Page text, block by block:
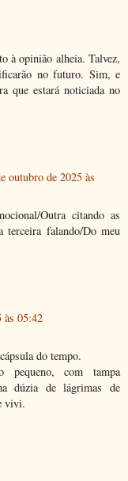
à opinião alheia. Talvez,
no futuro. Sim, e
que estará noticiada no
outubro de 2025 às
Outra citando as
terceira falando/Do meu
às 05:42
do tempo.
pequeno, com tampa
dúzia de lágrimas de
vivi.